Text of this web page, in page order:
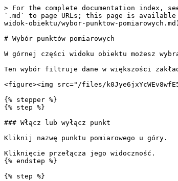
> For the complete documentation index,
`.md` to page URLs; this page is available
widok-obiektu/wybor-punktow-
# Wybór punktów pomiarowych
W górnej części widoku obiektu możesz
Ten wybór filtruje dane w większości
<figure><img src="/files/
{% stepper %}
{% step %}
### Włącz lub wyłącz punkt
Kliknij nazwę punktu pomiarowego u góry.
Kliknięcie przełącza jego widoczność.
{% endstep %}
{% step %}